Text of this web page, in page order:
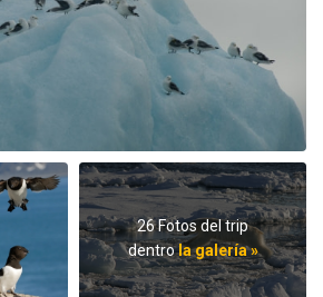
26 Fotos del trip
dentrola galería »